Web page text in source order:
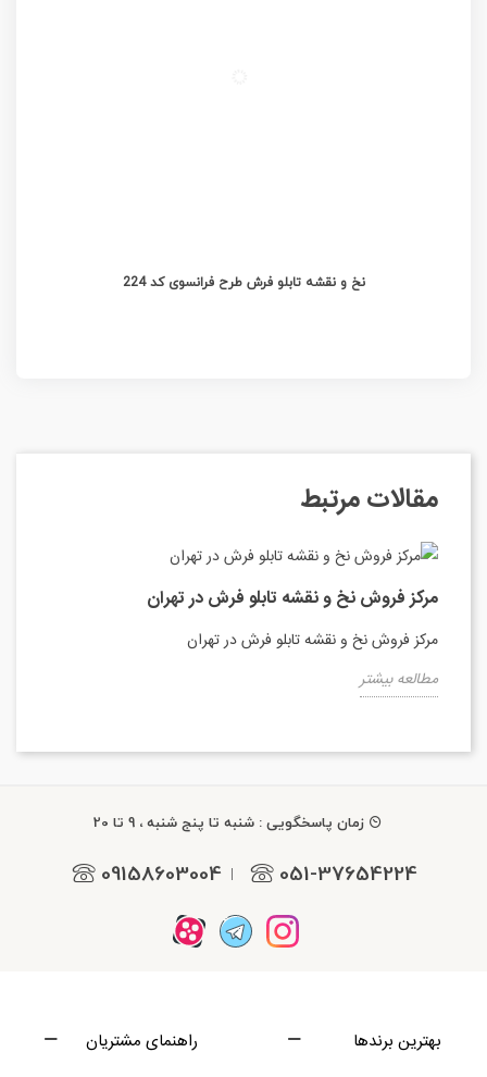
نخ و نقشه تابلو فرش طرح فرانسوی کد 224
مقالات مرتبط
مرکز فروش نخ و نقشه تابلو فرش در تهران
مرکز فروش نخ و نقشه تابلو فرش در تهران
مطالعه بیشتر
زمان پاسخگویی : شنبه تا پنج شنبه ، 9 تا 20
051-37654224
|
09158603004
بهترین برندها راهنمای مشتریان